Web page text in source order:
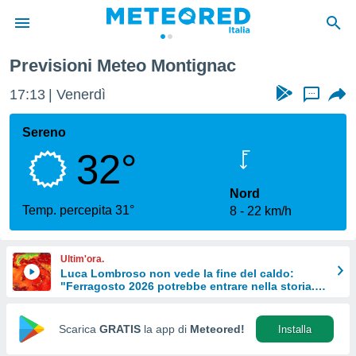
di
per
le
di
Web
Previsioni Meteo Montignac
17:13 Venerdì ...
Sereno
32°
Temp. percepita 31°
Nord
8
22 km/h
Ultim'ora.
Luca Lombroso non vede la fine del caldo:
"Ferragosto 2026 potrebbe entrare nella storia.
Scarica GRATIS la app di Meteored! Installa